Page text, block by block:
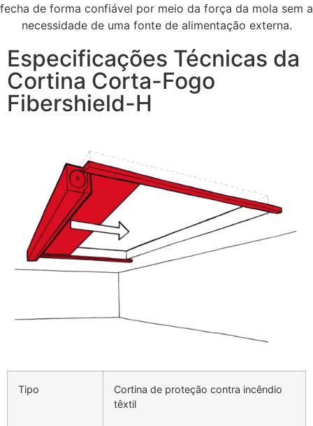
fecha de forma confiável por meio da força da mola sem a
necessidade de uma fonte de alimentação externa.
Especificações Técnicas da
Cortina Corta-Fogo
Fibershield-H
Tipo
Cortina de proteção contra incêndio
têxtil